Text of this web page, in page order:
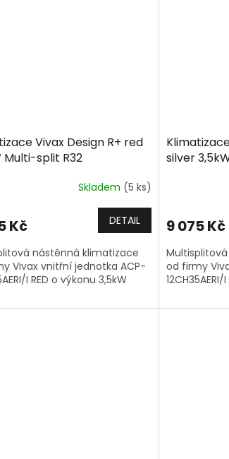
Vivax Design R+ red
Multi-split R32
Skladem (5 ks)
Kč DETAIL
nástěnná klimatizace
Vivax vnitřní jednotka ACP-
I RED o výkonu 3,5kW
silver
9 075 Kč
od firmy